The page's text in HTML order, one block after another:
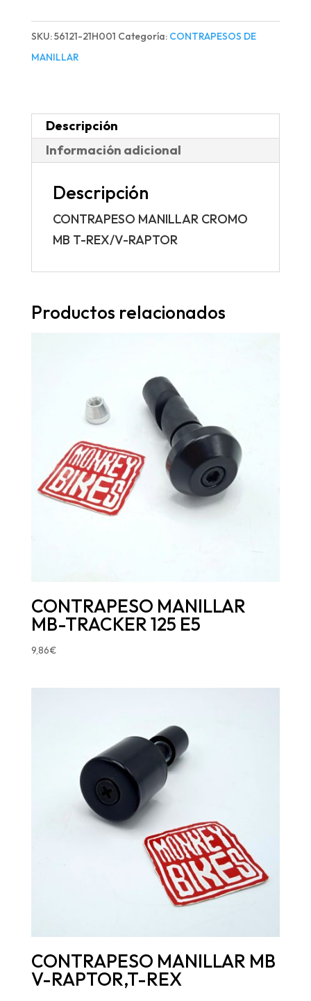
MB
cantidad
SKU:56121-21H001 Categoría: CONTRAPESOS DE
MANILLAR
Descripción
Información adicional
Descripción
CONTRAPESO MANILLAR CROMO
MB T-REX/V-RAPTOR
Productos relacionados
CONTRAPESO MANILLAR
MB-TRACKER 125 E5
9,86€
CONTRAPESO MANILLAR MB
V-RAPTOR,T-REX